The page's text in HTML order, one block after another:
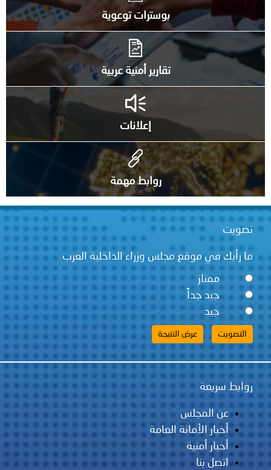
بوسترات توعوية
تقارير أمنية عربية
إعلانات
روابط مهمة
تصويت
ما رأيك في موقع مجلس وزراء الداخلية العرب
ممتاز
جيد جداً
جيد
روابط سريعة
عن المجلس
أخبار الأمانة العامة
أخبار أمنية
اتصل بنا